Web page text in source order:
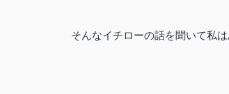
そんなイチローの話を聞いて私は